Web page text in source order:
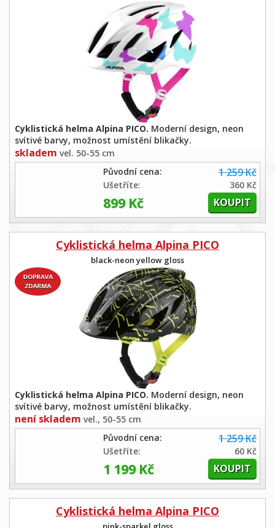
Cyklistická helma Alpina PICO. Moderní design, neon
svítivé barvy, možnost umístění blikačky.
skladem vel. 50-55 cm
Původní cena:
1 259 Kč
Ušetříte: 360 Kč
899 Kč
Cyklistická helma Alpina PICO
black-neon yellow gloss
Cyklistická helma Alpina PICO. Moderní design, neon
svítivé barvy, možnost umístění blikačky.
není skladem vel., 50-55 cm
Původní cena:
1 259 Kč
Ušetříte: 60 Kč
1 199 Kč
Cyklistická helma Alpina PICO